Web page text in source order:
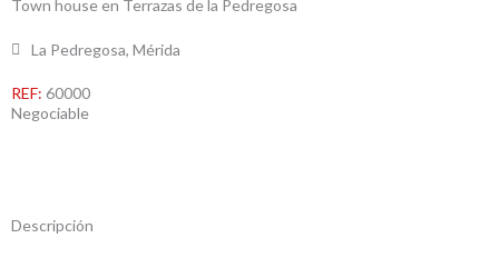
Town house en Terrazas de la Pedregosa
La Pedregosa, Mérida
REF: 60000
Negociable
Descripción